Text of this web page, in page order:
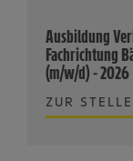
Ausbildung
Fachrichtung
(m/w/d) - 2026
ZUR STELLE